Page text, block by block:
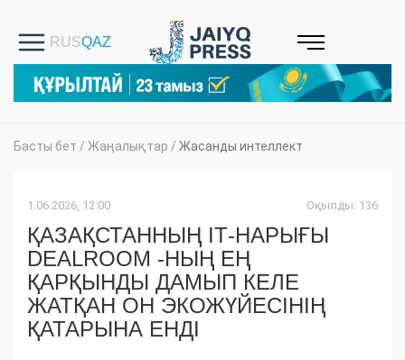
Басты бет / Жаңалықтар / Жасанды интеллект
1.06.2026, 12:00 Оқылды: 136
ҚАЗАҚСТАННЫҢ ІТ-НАРЫҒЫ
DEALROOM -НЫҢ ЕҢ
ҚАРҚЫНДЫ ДАМЫП КЕЛЕ
ЖАТҚАН ОН ЭКОЖҮЙЕСІНІҢ
ҚАТАРЫНА ЕНДІ